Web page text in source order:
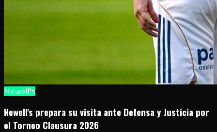
Newell's
Newell's prepara su visita ante Defensa y Justicia por
el Torneo Clausura 2026